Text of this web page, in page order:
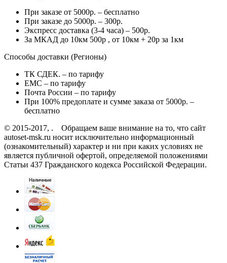
При заказе от 5000р. – бесплатно
При заказе до 5000р. – 300р.
Экспресс доставка (3-4 часа) – 500р.
За МКАД до 10км 500р , от 10км + 20р за 1км
Способы доставки (Регионы)
ТК СДЕК. – по тарифу
EMC – по тарифу
Почта России – по тарифу
При 100% предоплате и сумме заказа от 5000р. –
бесплатно
© 2015-2017, . Обращаем ваше внимание на то, что сайт
autoset-msk.ru носит исключительно информационный
(ознакомительный) характер и ни при каких условиях не
является публичной офертой, определяемой положениями
Статьи 437 Гражданского кодекса Российской Федерации.